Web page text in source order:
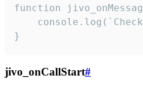
function
}
jivo_onCallStart#